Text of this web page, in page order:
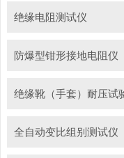
绝缘电阻测试仪
防爆型钳形接地电阻仪
全自动变比组别测试仪